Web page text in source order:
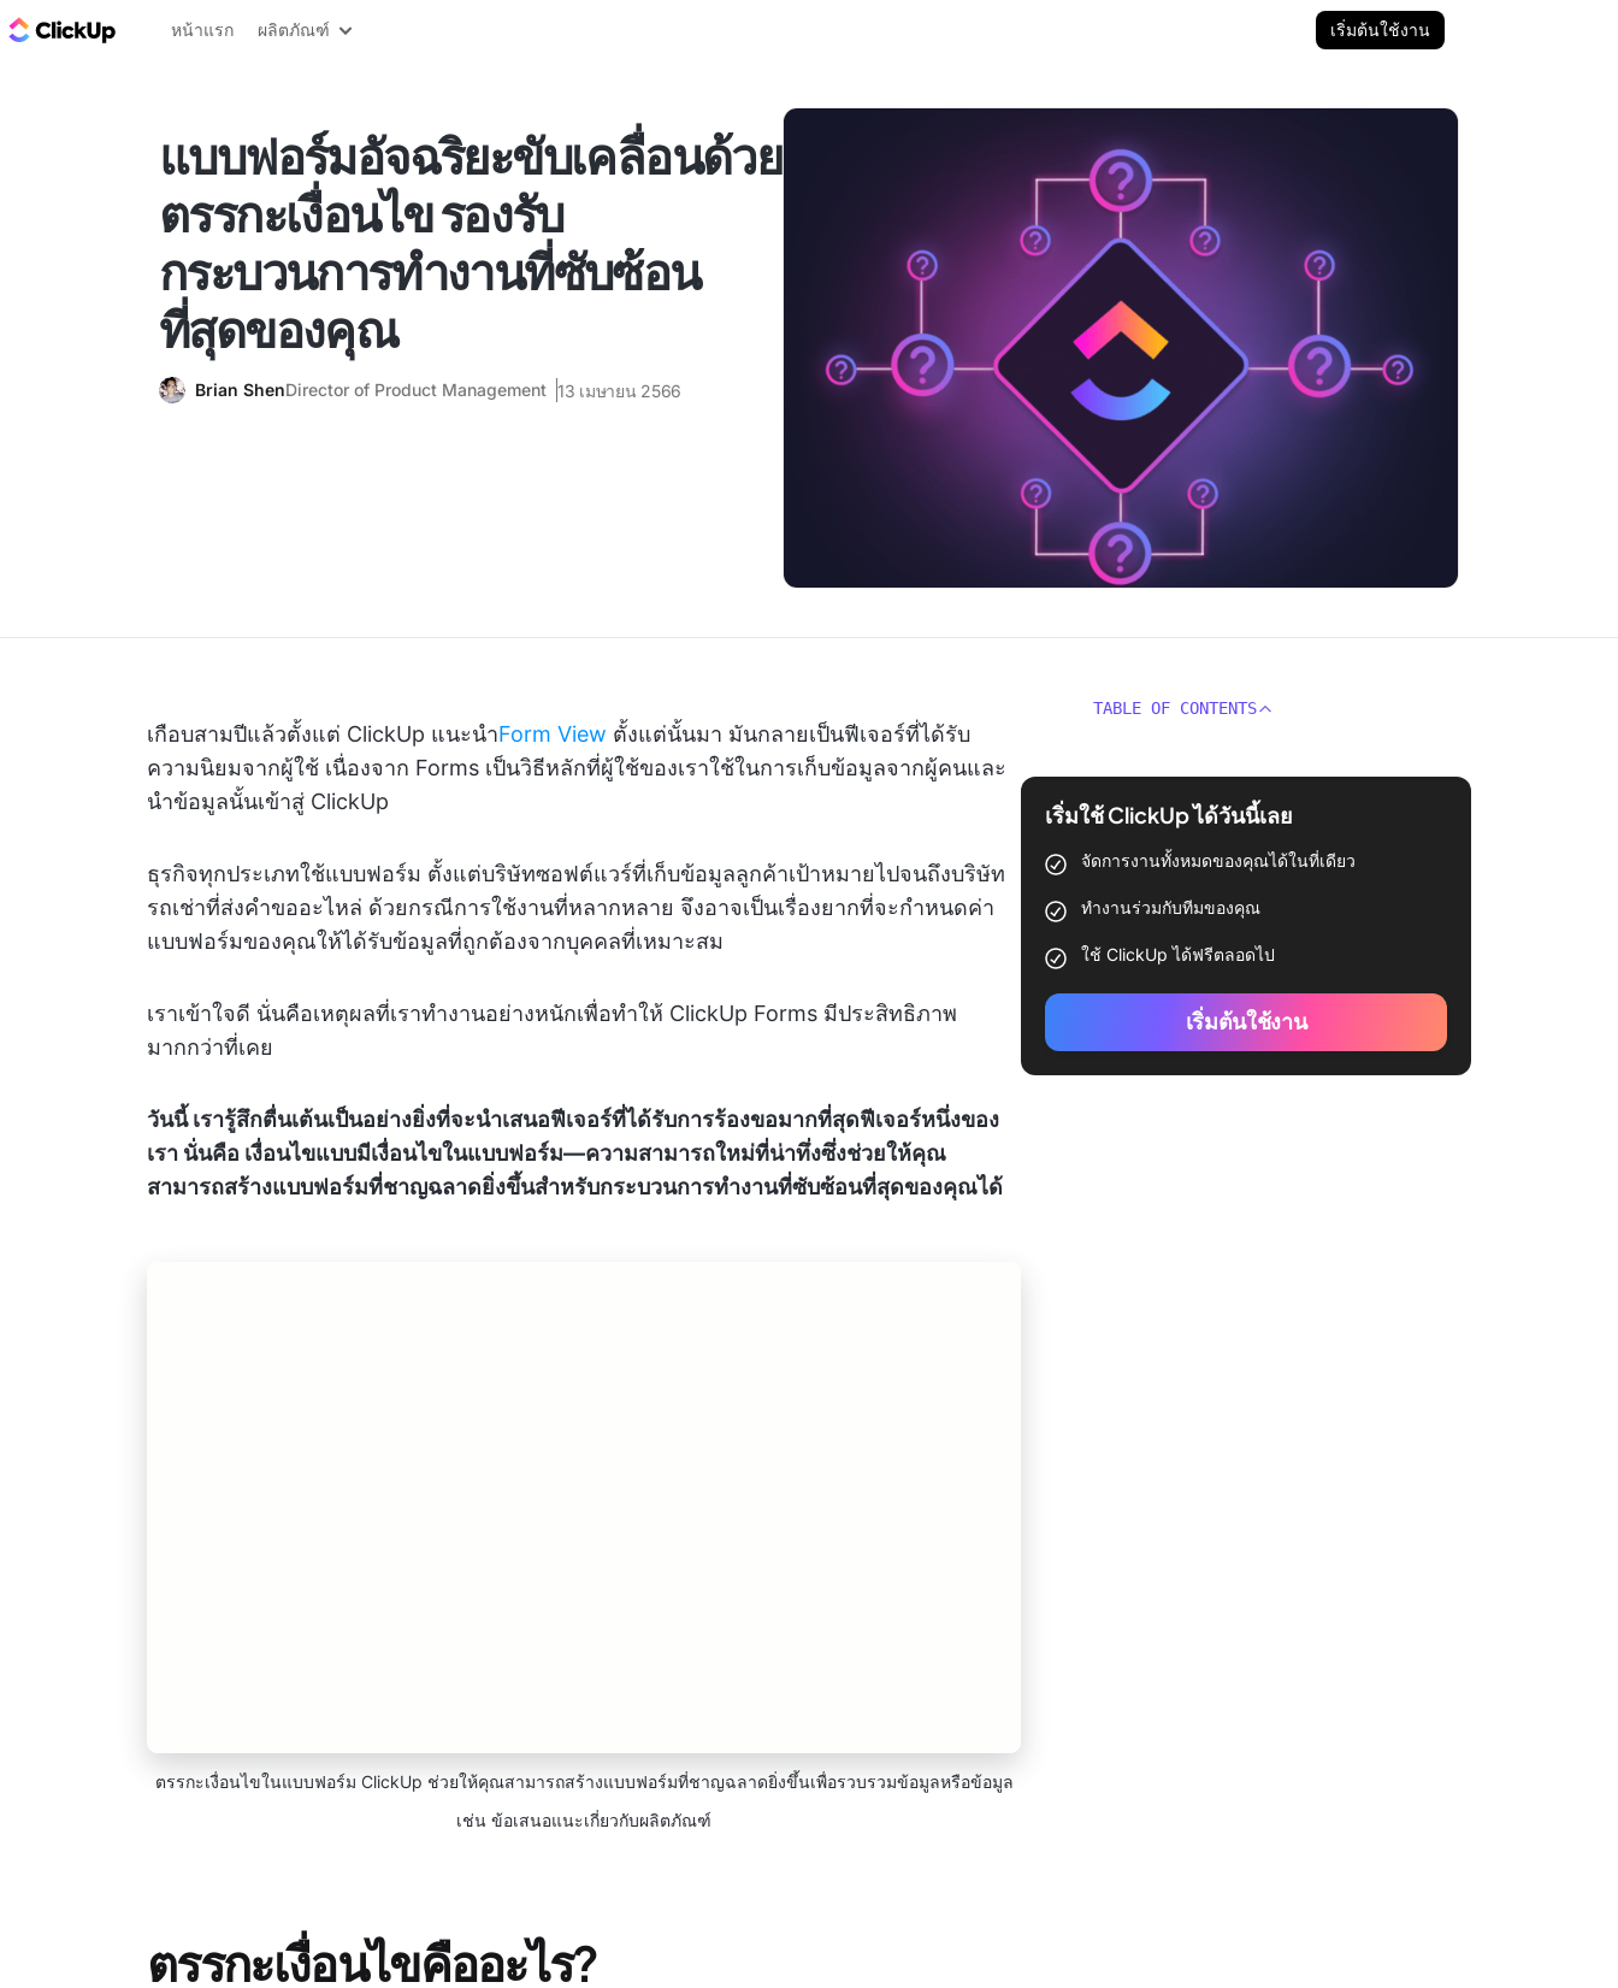
บล็อก ClickUp
หน้าแรก ผลิตภัณฑ์ เริ่มต้นใช้งาน
แบบฟอร์มอัจฉริยะขับเคลื่อนด้วย
ตรรกะเงื่อนไข รองรับ
กระบวนการทำงานที่ซับซ้อน
ที่สุดของคุณ
Brian ShenDirector of Product Management 13 เมษายน 2566
เกือบสามปีแล้วตั้งแต่ ClickUp แนะนำForm View ตั้งแต่นั้นมา มันกลายเป็นฟีเจอร์ที่ได้รับ
ความนิยมจากผู้ใช้ เนื่องจาก Forms เป็นวิธีหลักที่ผู้ใช้ของเราใช้ในการเก็บข้อมูลจากผู้คนและ
นำข้อมูลนั้นเข้าสู่ ClickUp
ธุรกิจทุกประเภทใช้แบบฟอร์ม ตั้งแต่บริษัทซอฟต์แวร์ที่เก็บข้อมูลลูกค้าเป้าหมายไปจนถึงบริษัท
รถเช่าที่ส่งคำขออะไหล่ ด้วยกรณีการใช้งานที่หลากหลาย จึงอาจเป็นเรื่องยากที่จะกำหนดค่า
แบบฟอร์มของคุณให้ได้รับข้อมูลที่ถูกต้องจากบุคคลที่เหมาะสม
เราเข้าใจดี นั่นคือเหตุผลที่เราทำงานอย่างหนักเพื่อทำให้ ClickUp Forms มีประสิทธิภาพ
มากกว่าที่เคย
วันนี้ เรารู้สึกตื่นเต้นเป็นอย่างยิ่งที่จะนำเสนอฟีเจอร์ที่ได้รับการร้องขอมากที่สุดฟีเจอร์หนึ่งของ
เรา นั่นคือ เงื่อนไขแบบมีเงื่อนไขในแบบฟอร์ม—ความสามารถใหม่ที่น่าทึ่งซึ่งช่วยให้คุณ
สามารถสร้างแบบฟอร์มที่ชาญฉลาดยิ่งขึ้นสำหรับกระบวนการทำงานที่ซับซ้อนที่สุดของคุณได้
ตรรกะเงื่อนไขในแบบฟอร์ม ClickUp ช่วยให้คุณสามารถสร้างแบบฟอร์มที่ชาญฉลาดยิ่งขึ้นเพื่อรวบรวมข้อมูลหรือข้อมูล
เช่น ข้อเสนอแนะเกี่ยวกับผลิตภัณฑ์
ตรรกะเงื่อนไขคืออะไร?
TABLE OF CONTENTS
เริ่มใช้ ClickUp ได้วันนี้เลย
จัดการงานทั้งหมดของคุณได้ในที่เดียว
ทำงานร่วมกับทีมของคุณ
ใช้ ClickUp ได้ฟรีตลอดไป
เริ่มต้นใช้งาน